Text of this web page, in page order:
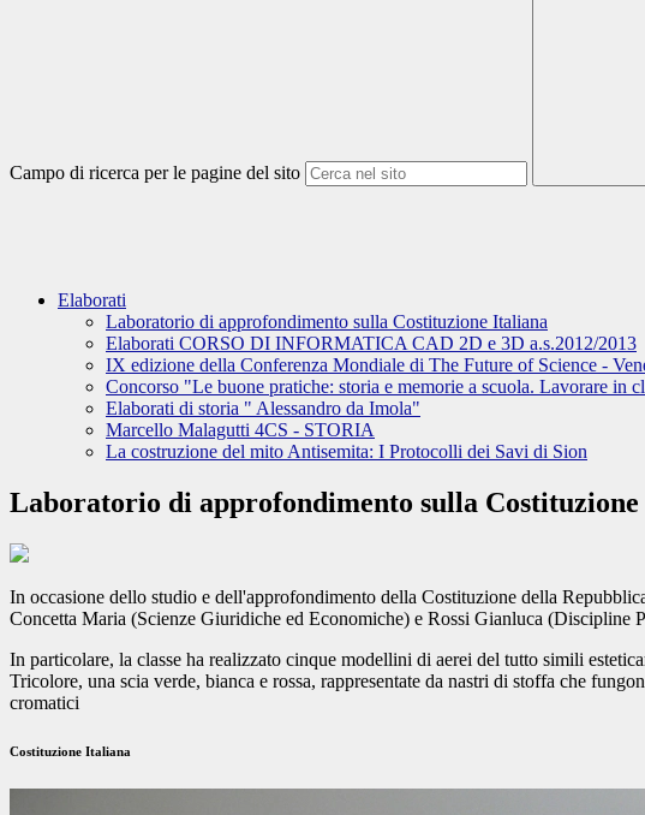
Campo di ricerca per le pagine del sito
Elaborati
Laboratorio di approfondimento sulla Costituzione Italiana
Elaborati CORSO DI INFORMATICA CAD 2D e 3D a.s.2012/2013
IX edizione della Conferenza Mondiale di The Future of Science -
Concorso "Le buone pratiche: storia e memorie a scuola. Lavorare in
Elaborati di storia " Alessandro da Imola"
Marcello Malagutti 4CS - STORIA
La costruzione del mito Antisemita: I Protocolli dei Savi di Sion
Laboratorio di approfondimento sulla
In occasione dello studio e dell'approfondimento della Costituzione della
Concetta Maria (Scienze Giuridiche ed Economiche) e Rossi Gianluca (Discipline
In particolare, la classe ha realizzato cinque modellini di aerei del tutto simili
Tricolore, una scia verde, bianca e rossa, rappresentate da nastri di stoffa che
cromatici
Costituzione Italiana